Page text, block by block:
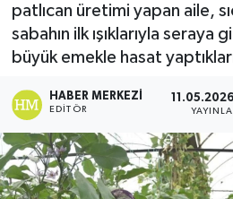
patlıcan üretimi yapan aile,
sabahın ilk ışıklarıyla
büyük emekle hasat
HABER MERKEZI
EDITÖR